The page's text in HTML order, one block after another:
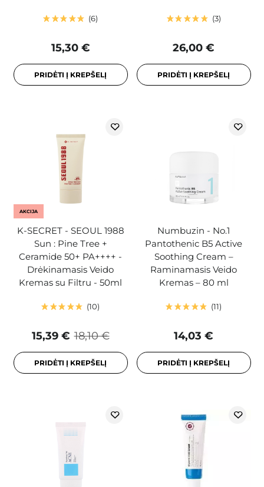
6
15,30 €
PRIDĖTI Į KREPŠELĮ
3
26,00 €
PRIDĖTI Į KREPŠELĮ
AKCIJA
K-SECRET - SEOUL 1988
Sun : Pine Tree +
Ceramide 50+ PA++++ -
Drėkinamasis Veido
Kremas su Filtru - 50ml
10
18,10 €
15,39 €
PRIDĖTI Į KREPŠELĮ
Numbuzin - No.1
Pantothenic B5 Active
Soothing Cream –
Raminamasis Veido
Kremas – 80 ml
11
14,03 €
PRIDĖTI Į KREPŠELĮ